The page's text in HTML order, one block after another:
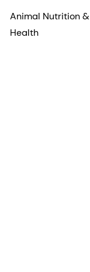
Animal Nutrition &
Health